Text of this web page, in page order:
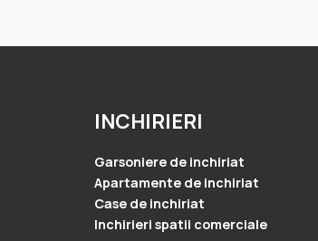
INCHIRIERI
Garsoniere de inchiriat
Apartamente de inchiriat
Case de inchiriat
Inchirieri spatii comerciale